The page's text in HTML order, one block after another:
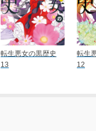
転生悪女の黒歴史
13
転生
12